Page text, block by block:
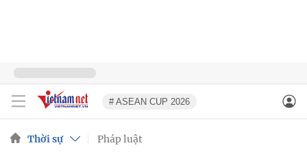
# ASEAN CUP 2026
Thời sự Pháp luật